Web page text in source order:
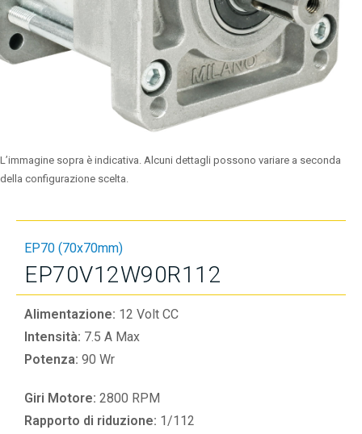
L’immagine sopra è indicativa. Alcuni dettagli possono variare a seconda
della configurazione scelta.
EP70 (70x70mm)
EP70V12W90R112
Alimentazione: 12 Volt CC
Intensità: 7.5 A Max
Potenza: 90 Wr
Giri Motore: 2800 RPM
Rapporto di riduzione: 1/112